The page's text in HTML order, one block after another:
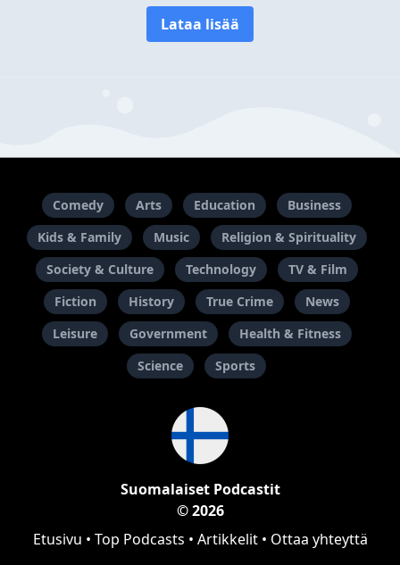
Lataa lisää
Comedy Arts Education
Business
Kids & Family
Music
Religion & Spirituality
Society & Culture
Technology
TV & Film
Fiction
History True Crime
News
Leisure
Government
Health & Fitness
Science
Sports
Suomalaiset Podcastit
© 2026
Etusivu • Top Podcasts • Artikkelit• Ottaa yhteyttä